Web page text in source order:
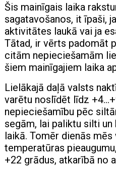
Šis mainīgais laika
sagatavošanos, it īpaši,
aktivitātes laukā vai ja
Tātad, ir vērts padomāt
citām nepieciešamām
šiem mainīgajiem laika
Lielākajā daļā valsts
varētu noslīdēt līdz
nepieciešamību pēc
segām, lai paliktu silti
laikā. Tomēr dienās
temperatūras
+22 grādus, atkarībā no